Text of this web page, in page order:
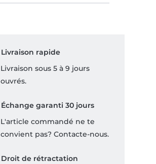
Livraison rapide
Livraison sous 5 à 9 jours
ouvrés.
Échange garanti 30 jours
L'article commandé ne te
convient pas? Contacte-nous.
Droit de rétractation